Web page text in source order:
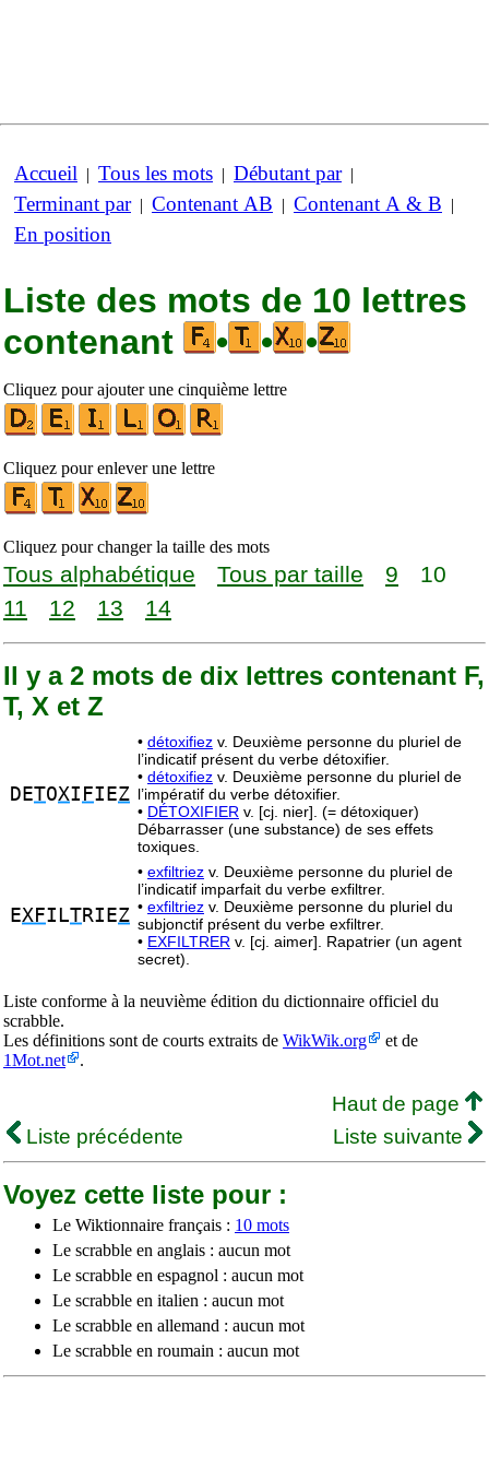
Accueil | Tous les mots | Débutant par|
Terminant par| Contenant AB | Contenant A & B |
En position
Liste des mots de 10 lettres
contenant
• • •
Cliquez pour ajouter une cinquième lettre
Cliquez pour enlever une lettre
Cliquez pour changer la taille des mots
Tous alphabétique Tous par taille 9
10
11
12 13 14
Il y a 2 mots de dix lettres contenant F,
T, X et Z
DETOXI FIEZ
• détoxifiez v. Deuxième personne du pluriel de
l’indicatif présent du verbe détoxifier.
• détoxifiez v. Deuxième personne du pluriel de
l’impératif du verbe détoxifier.
• DÉTOXIFIER v. [cj. nier]. (= détoxiquer)
Débarrasser (une substance) de ses effets
toxiques.
EXFILTRIEZ
• exfiltriez v. Deuxième personne du pluriel de
l’indicatif imparfait du verbe exfiltrer.
• exfiltriez v. Deuxième personne du pluriel du
subjonctif présent du verbe exfiltrer.
• EXFILTRER v. [cj. aimer]. Rapatrier (un agent
secret).
Liste conforme à la neuvième édition du dictionnaire officiel du
scrabble.
Les définitions sont de courts extraits de WikWik.org
et de
1Mot.net
.
Haut de page
Liste précédente
Liste suivante
Voyez cette liste pour :
Le Wiktionnaire français : 10 mots
Le scrabble en anglais : aucun mot
Le scrabble en espagnol : aucun mot
Le scrabble en italien : aucun mot
Le scrabble en allemand : aucun mot
Le scrabble en roumain : aucun mot